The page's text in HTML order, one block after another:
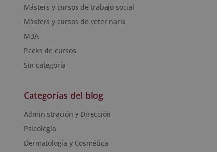
Másters y cursos de trabajo social
Másters y cursos de veterinaria
MBA
Packs de cursos
Sin categoría
Categorías del blog
Administración y Dirección
Psicología
Dermatología y Cosmética